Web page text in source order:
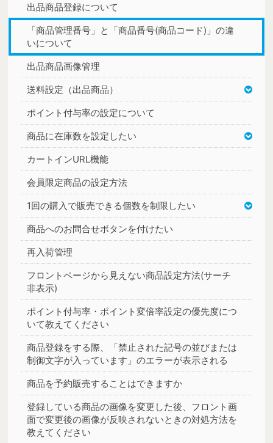
出品商品登録について
「商品管理番号」と「商品番号(商品コード)」の違
いについて
出品商品画像管理
送料設定（出品商品）
ポイント付与率の設定について
商品に在庫数を設定したい
カートインURL機能
会員限定商品の設定方法
1回の購入で販売できる個数を制限したい
商品へのお問合せボタンを付けたい
再入荷管理
フロントページから見えない商品設定方法(サーチ
非表示)
ポイント付与率・ポイント変倍率設定の優先度につ
いて教えてください
商品登録をする際、「禁止された記号の並びまたは
制御文字が入っています」のエラーが表示される
商品を予約販売することはできますか
登録している商品の画像を変更した後、フロント画
面で変更後の画像が反映されないときの対処方法を
教えてください